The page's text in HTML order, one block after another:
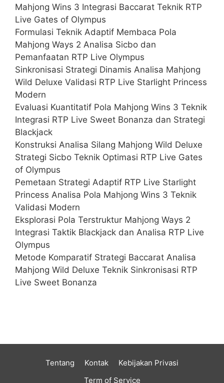
Mahjong Wins 3 Integrasi Baccarat Teknik RTP
Live Gates of Olympus
Formulasi Teknik Adaptif Membaca Pola
Mahjong Ways 2 Analisa Sicbo dan
Pemanfaatan RTP Live Olympus
Sinkronisasi Strategi Dinamis Analisa Mahjong
Wild Deluxe Validasi RTP Live Starlight Princess
Modern
Evaluasi Kuantitatif Pola Mahjong Wins 3 Teknik
Integrasi RTP Live Sweet Bonanza dan Strategi
Blackjack
Konstruksi Analisa Silang Mahjong Wild Deluxe
Strategi Sicbo Teknik Optimasi RTP Live Gates
of Olympus
Pemetaan Strategi Adaptif RTP Live Starlight
Princess Analisa Pola Mahjong Wins 3 Teknik
Validasi Modern
Eksplorasi Pola Terstruktur Mahjong Ways 2
Integrasi Taktik Blackjack dan Analisa RTP Live
Olympus
Metode Komparatif Strategi Baccarat Analisa
Mahjong Wild Deluxe Teknik Sinkronisasi RTP
Live Sweet Bonanza
Tentang Kontak
Kebijakan Privasi
Term of Service